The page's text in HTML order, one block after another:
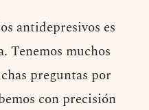
antidepresivos es
Tenemos muchos
preguntas por
con precisión